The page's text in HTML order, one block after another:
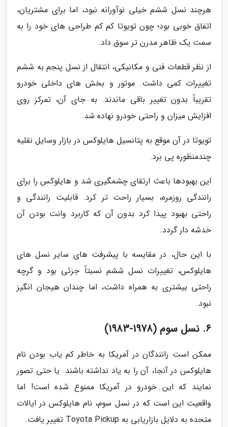
هرچند نسل ششم خیلی نوآورانه نبود، اما برای مشتریان،
اتفاق خوبی بود؛ چون تویوتا کم کم طراحی های خود را به
سمت یک ظاهر مدرن تر سوق داد.
از نظر قطعات فنی و مکانیکی، انتقال از نسل پنجم به ششم
تغییرات کمی داشت. موتور و بخش های داخلی خودرو
تقریباً بدون تغییر باقی ماندند. به جای آن، تمرکز روی
افزایش میزان و راحتی خودرو نهاده شد.
تویوتا در آن موقع به پتانسیل هایلوکس در بازار وسایل نقلیه
چندمنظوره پی برد.
این بهبودها باعث ارتقای چشمگیری شد و هایلوکس را برای
رانندگی روزمره، بسیار راحت تر کرد. قابلیت رانندگی و
راحتی بهبود پیدا کرد بدون آن که کاربرد وانت بودن آن
خدشه دار گردد.
با این حال، در مقایسه با پیشرفت های سایر نسل های
هایلوکس، تغییرات نسل ششم نسبتاً جزئی بود و گرچه
راحتی بیشتری به همراه داشت، اما چندان هیجان انگیز
نبود.
6. نسل سوم (1978-1983)
ممکن است رانندگان در آمریکا به خاطر کم یاب بودن نام
هایلوکس در آنجا، آن را به یاد نداشته باشند. یا حتی تصور
نمایند که این خودرو در آمریکا ممنوع شده است! اما
واقعیت این است که در نسل سوم، نام هایلوکس در ایالات
متحده به دلایل بازاریابی به Toyota Pickup تغییر یافت.